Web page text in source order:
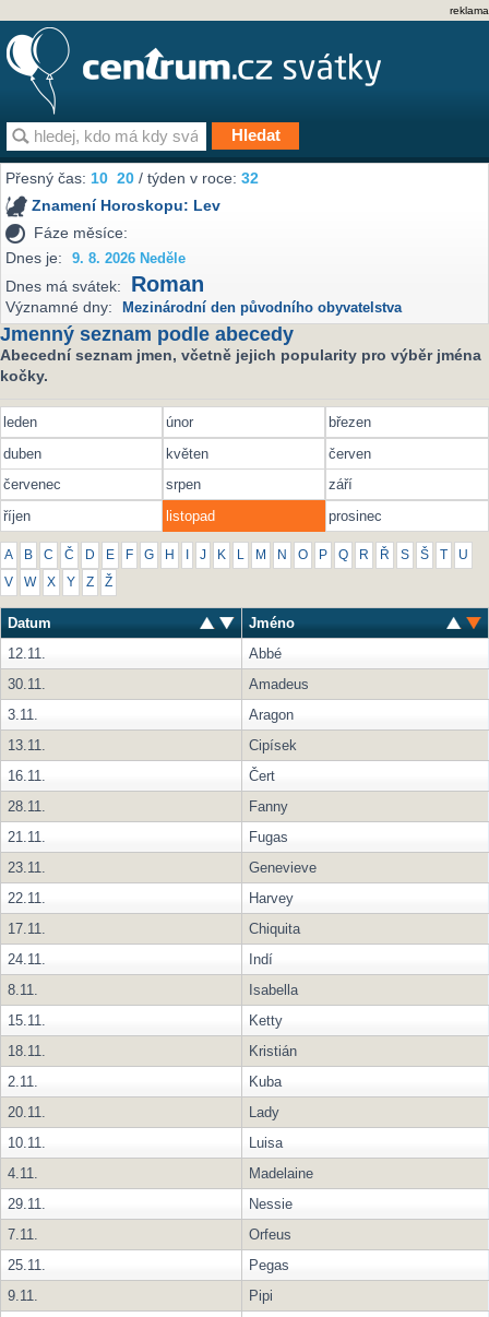
reklama
Přesný čas:10 20 / týden v roce:32
Znamení Horoskopu: Lev
Fáze měsíce:
Dnes je:
9. 8. 2026 Neděle
Dnes má svátek: Roman
Významné dny: Mezinárodní den původního obyvatelstva
Jmenný seznam podle abecedy
Abecední seznam jmen, včetně jejich popularity pro výběr jména
kočky.
leden únor
březen
duben
květen
červen
červenec
srpen
září
říjen
listopad prosinec
A B C Č D E F G H J K L M N O P Q R Ř S Š U
V W X Y Z Ž
Datum
Jméno
12.11.
Abbé
30.11.
Amadeus
3.11.
Aragon
13.11.
Cipísek
16.11.
Čert
28.11.
Fanny
21.11.
Fugas
23.11.
Genevieve
22.11.
Harvey
17.11.
Chiquita
24.11.
Indí
8.11.
Isabella
15.11.
Ketty
18.11.
Kristián
2.11.
Kuba
20.11.
Lady
10.11.
Luisa
4.11.
Madelaine
29.11.
Nessie
7.11.
Orfeus
25.11.
Pegas
9.11.
Pipi